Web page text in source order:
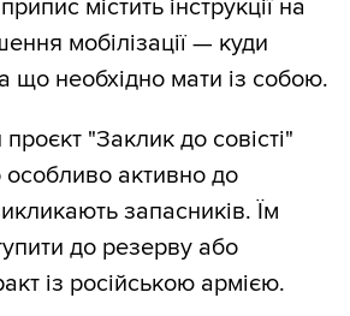
містить інструкції на
мобілізації — куди
що необхідно мати із собою.
"Заклик до совісті"
активно до
запасників. Їм
до резерву або
із російською армією.